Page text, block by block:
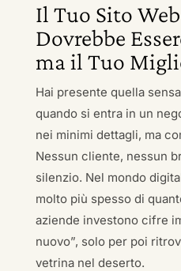
Il Tuo Sito
Dovrebbe
ma il Tuo
Hai presente quella
quando si entra in un
nei minimi dettagli, ma
Nessun cliente, nessun
silenzio. Nel mondo
molto più spesso di
aziende investono cifre
nuovo”, solo per poi
vetrina nel deserto.